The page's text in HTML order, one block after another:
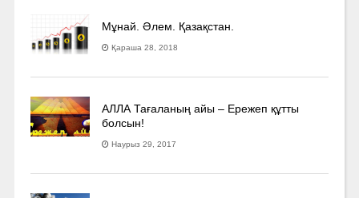
Мұнай. Әлем. Қазақстан.
Қараша 28, 2018
АЛЛА Тағаланың айы – Ережеп құтты
болсын!
Наурыз 29, 2017